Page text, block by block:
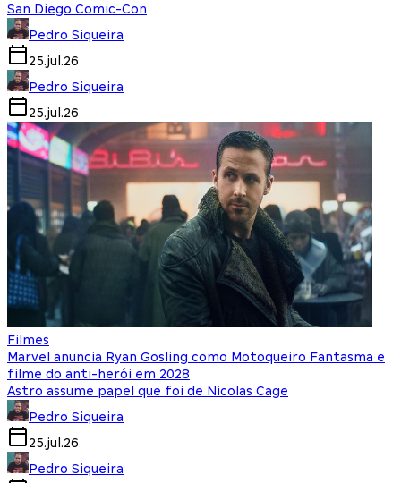
San Diego Comic-Con
Pedro Siqueira
25.jul.26
Pedro Siqueira
25.jul.26
Filmes
Marvel anuncia Ryan Gosling como Motoqueiro Fantasma e
filme do anti-herói em 2028
Astro assume papel que foi de Nicolas Cage
Pedro Siqueira
25.jul.26
Pedro Siqueira